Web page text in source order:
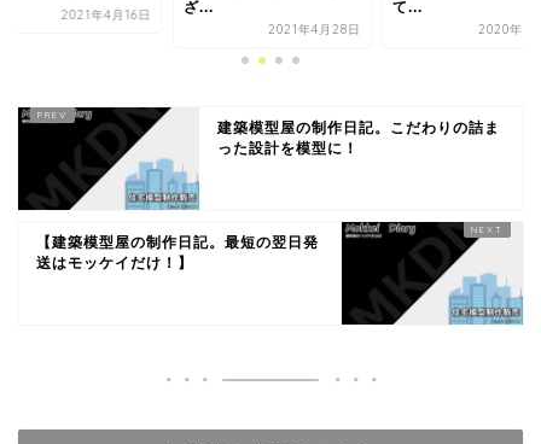
2021年4月16日
ざ...
2021年4月28日 2020年5月19日
建築模型屋の制作日記。こだわりの詰ま
った設計を模型に！
【建築模型屋の制作日記。最短の翌日発
送はモッケイだけ！】